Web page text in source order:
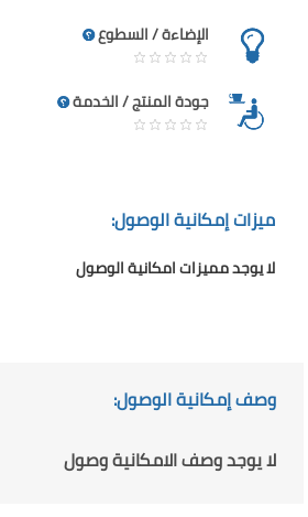
الإضاءة / السطوع
جودة المنتج / الخدمة
ميزات إمكانية الوصول:
لا يوجد مميزات امكانية الوصول
وصف إمكانية الوصول:
لا يوجد وصف الامكانية وصول